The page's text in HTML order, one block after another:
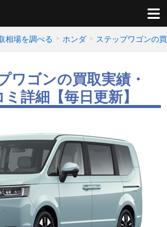
相場を調べる ホンダ ステップワゴンの
ワゴンの買取実績・
詳細【毎日更新】